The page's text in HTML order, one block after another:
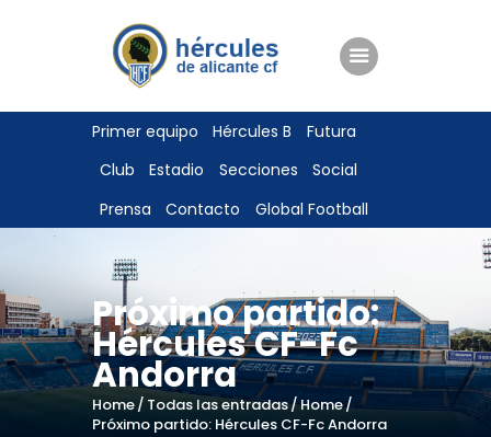
Primer equipo Hércules B
Futura
Club
Estadio Secciones
Social
Prensa
Contacto Global Football
Próximo partido:
Hércules CF-Fc
Andorra
Home Todas las entradas Home
Próximo partido: Hércules CF-Fc Andorra
ENTRADAS
TIENDA
HÉRCULESCF100